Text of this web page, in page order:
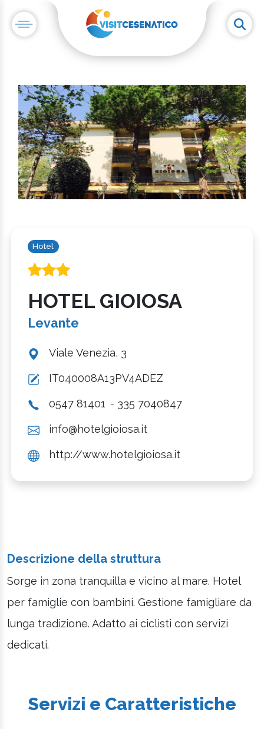
Hotel
HOTEL GIOIOSA
Levante
Viale Venezia, 3
IT040008A13PV4ADEZ
0547 81401 - 335 7040847
info@hotelgioiosa.it
http://www.hotelgioiosa.it
Descrizione della struttura
Sorge in zona tranquilla e vicino al mare. Hotel
per famiglie con bambini. Gestione famigliare da
lunga tradizione. Adatto ai ciclisti con servizi
dedicati.
Servizi e Caratteristiche